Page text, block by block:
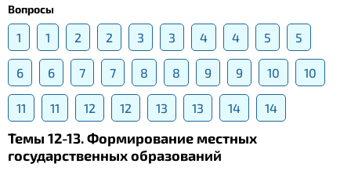
Вопросы
1 1 2 2 3 3 4 4 5 5
6 6 7 7 8 8 9 9 10 10
11 11 12 12 13 13 14 14
Темы 12-13. Формирование местных
государственных образований